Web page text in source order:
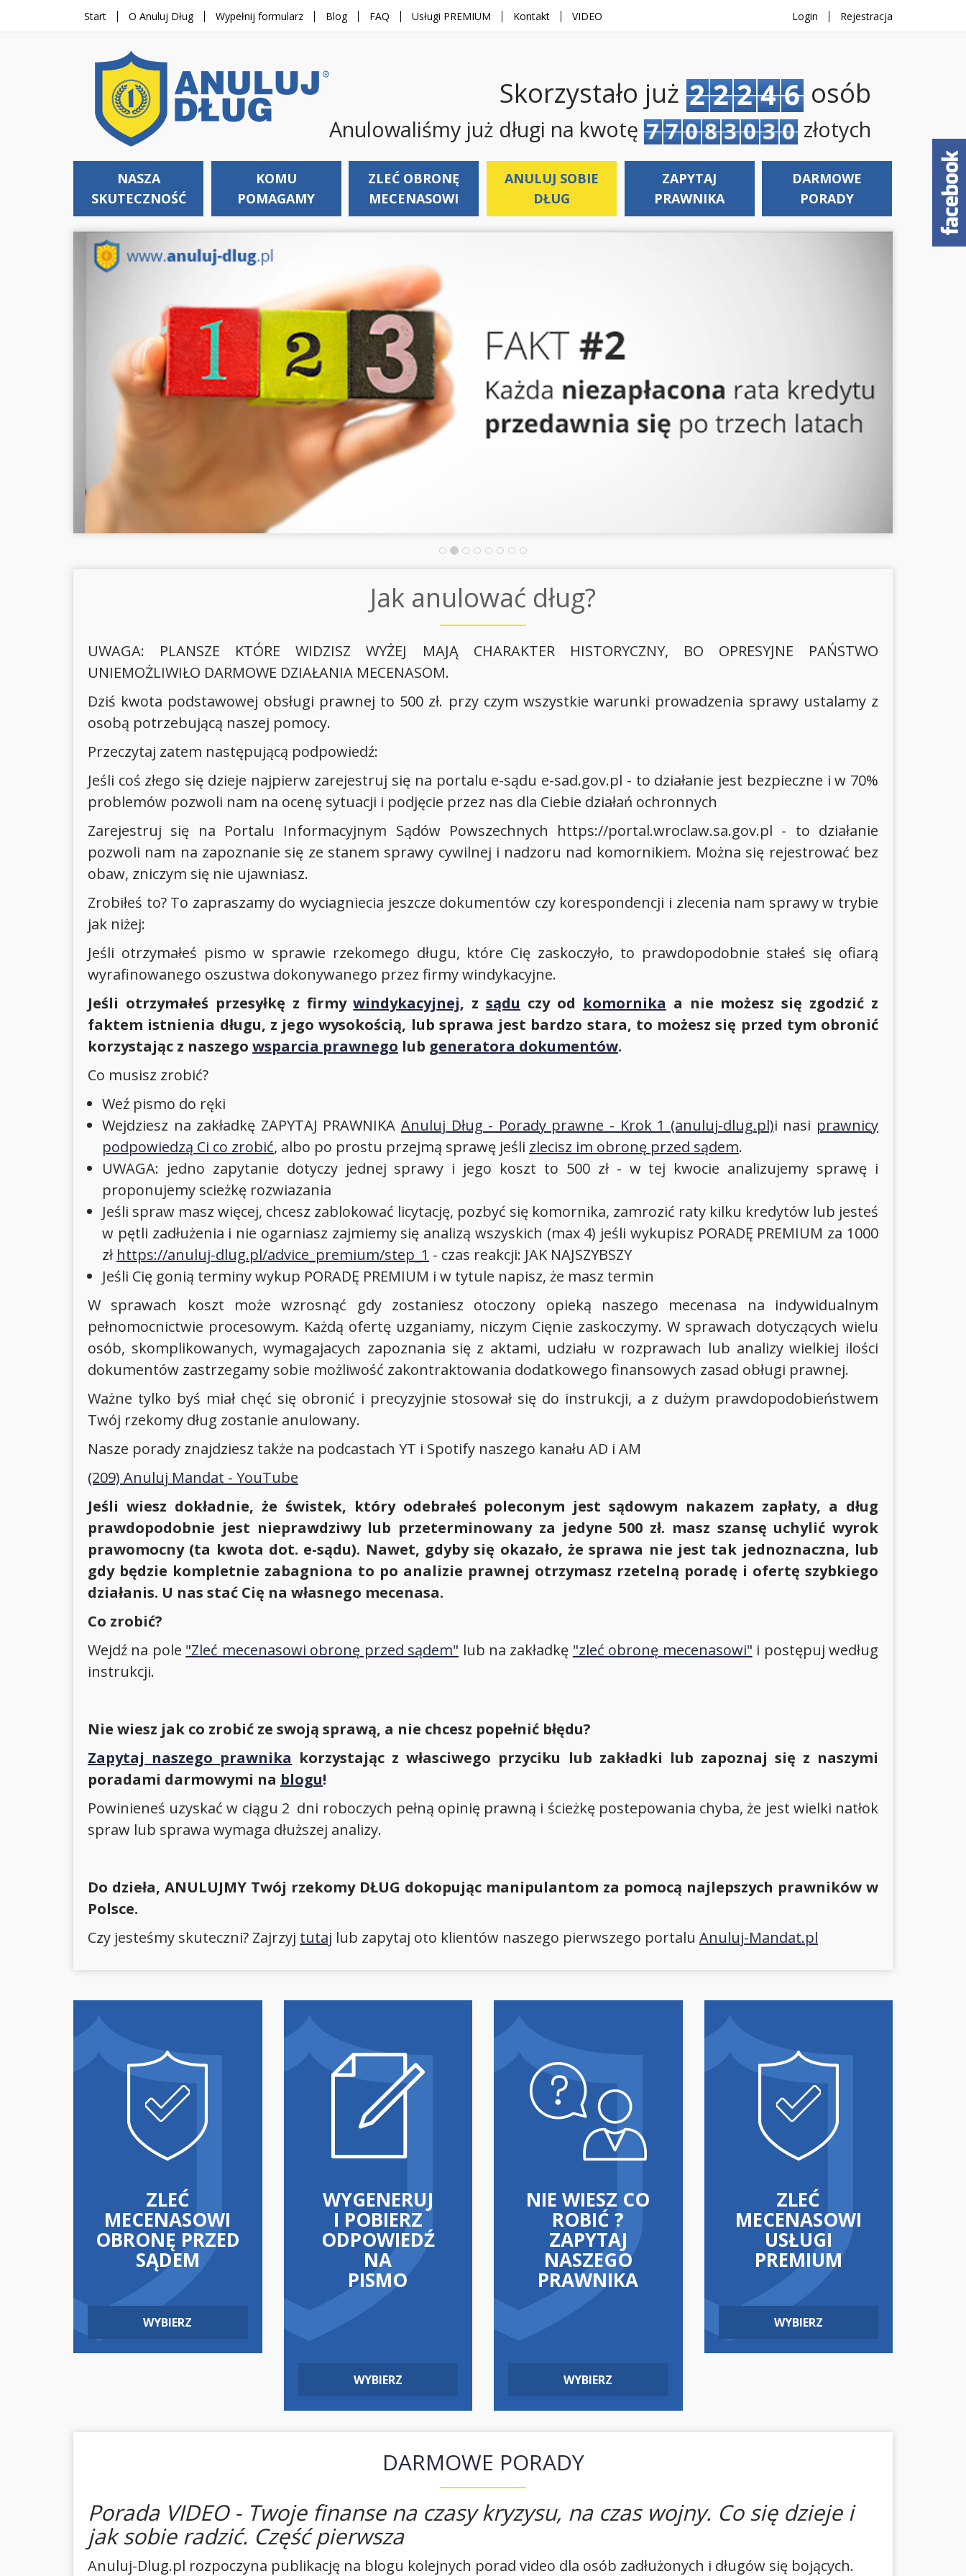
Start O Anuluj Dług Wypełnij formularz Blog FAQ Usługi PREMIUM Kontakt VIDEO Login Rejestracja
Skorzystało już osób
Anulowaliśmy już długi na kwotę złotych
NASZA
SKUTECZNOŚĆ
KOMU
POMAGAMY
ZLEĆ OBRONĘ
MECENASOWI
ANULUJ SOBIE
DŁUG
ZAPYTAJ
PRAWNIKA
DARMOWE
PORADY
Jak anulować dług?
UWAGA: PLANSZE KTÓRE WIDZISZ WYŻEJ MAJĄ CHARAKTER HISTORYCZNY, BO OPRESYJNE PAŃSTWO
UNIEMOŻLIWIŁO DARMOWE DZIAŁANIA MECENASOM.
Dziś kwota podstawowej obsługi prawnej to 500 zł. przy czym wszystkie warunki prowadzenia sprawy ustalamy z
osobą potrzebującą naszej pomocy.
Przeczytaj zatem następującą podpowiedź:
Jeśli coś złego się dzieje najpierw zarejestruj się na portalu e-sądu e-sad.gov.pl - to działanie jest bezpieczne i w 70%
problemów pozwoli nam na ocenę sytuacji i podjęcie przez nas dla Ciebie działań ochronnych
Zarejestruj się na Portalu Informacyjnym Sądów Powszechnych https://portal.wroclaw.sa.gov.pl - to działanie
pozwoli nam na zapoznanie się ze stanem sprawy cywilnej i nadzoru nad komornikiem. Można się rejestrować bez
obaw, zniczym się nie ujawniasz.
Zrobiłeś to? To zapraszamy do wyciagniecia jeszcze dokumentów czy korespondencji i zlecenia nam sprawy w trybie
jak niżej:
Jeśli otrzymałeś pismo w sprawie rzekomego długu, które Cię zaskoczyło, to prawdopodobnie stałeś się ofiarą
wyrafinowanego oszustwa dokonywanego przez firmy windykacyjne.
Jeśli otrzymałeś przesyłkę z firmywindykacyjnej, zsądu czy od komornika a nie możesz się zgodzić z
faktem istnienia długu, z jego wysokością, lub sprawa jest bardzo stara, to możesz się przed tym obronić
korzystając z naszego wsparcia prawnego lub generatora dokumentów.
Co musisz zrobić?
Weź pismo do ręki
Wejdziesz na zakładkę ZAPYTAJ PRAWNIKA Anuluj Dług - Porady prawne - Krok 1 (anuluj-dlug.pl)i nasi prawnicy
podpowiedzą Ci co zrobić, albo po prostu przejmą sprawę jeśli zlecisz im obronę przed sądem.
UWAGA: jedno zapytanie dotyczy jednej sprawy i jego koszt to 500 zł - w tej kwocie analizujemy sprawę i
proponujemy scieżkę rozwiazania
Jeśli spraw masz więcej, chcesz zablokować licytację, pozbyć się komornika, zamrozić raty kilku kredytów lub jesteś
w pętli zadłużenia i nie ogarniasz zajmiemy się analizą wszyskich (max 4) jeśli wykupisz PORADĘ PREMIUM za 1000
zł https://anuluj-dlug.pl/advice_premium/step_1 - czas reakcji: JAK NAJSZYBSZY
Jeśli Cię gonią terminy wykup PORADĘ PREMIUM i w tytule napisz, że masz termin
W sprawach koszt może wzrosnąć gdy zostaniesz otoczony opieką naszego mecenasa na indywidualnym
pełnomocnictwie procesowym. Każdą ofertę uzganiamy, niczym Cięnie zaskoczymy. W sprawach dotyczących wielu
osób, skomplikowanych, wymagajacych zapoznania się z aktami, udziału w rozprawach lub analizy wielkiej ilości
dokumentów zastrzegamy sobie możliwość zakontraktowania dodatkowego finansowych zasad obługi prawnej.
Ważne tylko byś miał chęć się obronić i precyzyjnie stosował się do instrukcji, a z dużym prawdopodobieństwem
Twój rzekomy dług zostanie anulowany.
Nasze porady znajdziesz także na podcastach YT i Spotify naszego kanału AD i AM
(209) Anuluj Mandat - YouTube
Jeśli wiesz dokładnie, że świstek, który odebrałeś poleconym jest sądowym nakazem zapłaty, a dług
prawdopodobnie jest nieprawdziwy lub przeterminowany za jedyne 500 zł. masz szansę uchylić wyrok
prawomocny (ta kwota dot. e-sądu). Nawet, gdyby się okazało, że sprawa nie jest tak jednoznaczna, lub
gdy będzie kompletnie zabagniona to po analizie prawnej otrzymasz rzetelną poradę i ofertę szybkiego
działanis. U nas stać Cię na własnego mecenasa.
Co zrobić?
Wejdź na pole "Zleć mecenasowi obronę przed sądem" lub na zakładkę "zleć obronę mecenasowi" i postępuj według
instrukcji.
Nie wiesz jak co zrobić ze swoją sprawą, a nie chcesz popełnić błędu?
Zapytaj naszego prawnika korzystając z własciwego przyciku lub zakładki lub zapoznaj się z naszymi
poradami darmowymi na blogu!
Powinieneś uzyskać w ciągu 2 dni roboczych pełną opinię prawną i ścieżkę postepowania chyba, że jest wielki natłok
spraw lub sprawa wymaga dłuższej analizy.
Do dzieła, ANULUJMY Twój rzekomy DŁUG dokopując manipulantom za pomocą najlepszych prawników w
Polsce.
Czy jesteśmy skuteczni? Zajrzyj tutaj lub zapytaj oto klientów naszego pierwszego portalu Anuluj-Mandat.pl
ZLEĆ
MECENASOWI
OBRONĘ PRZED
SĄDEM
WYBIERZ
WYGENERUJ
I POBIERZ
ODPOWIEDŹ
NA
PISMO
WYBIERZ
NIE WIESZ CO
ROBIĆ ?
ZAPYTAJ
NASZEGO
PRAWNIKA
WYBIERZ
ZLEĆ
MECENASOWI
USŁUGI
PREMIUM
WYBIERZ
DARMOWE PORADY
Porada VIDEO - Twoje finanse na czasy kryzysu, na czas wojny. Co się dzieje i
jak sobie radzić. Część pierwsza
Anuluj-Dlug.pl rozpoczyna publikację na blogu kolejnych porad video dla osób zadłużonych i długów się bojących.